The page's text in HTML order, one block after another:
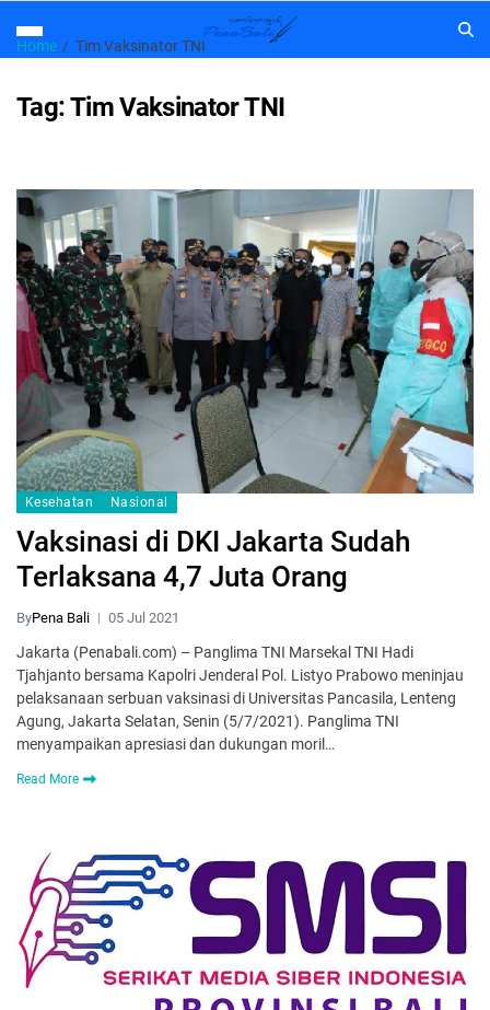
Home Tim Vaksinator TNI
Tag:Tim Vaksinator TNI
Kesehatan Nasional
Vaksinasi di DKI Jakarta Sudah
Terlaksana 4,7 Juta Orang
ByPena Bali 05 Jul 2021
Jakarta (Penabali.com) – Panglima TNI Marsekal TNI Hadi
Tjahjanto bersama Kapolri Jenderal Pol. Listyo Prabowo meninjau
pelaksanaan serbuan vaksinasi di Universitas Pancasila, Lenteng
Agung, Jakarta Selatan, Senin (5/7/2021). Panglima TNI
menyampaikan apresiasi dan dukungan moril…
Read More